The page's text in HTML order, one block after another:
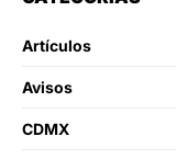
Artículos
Avisos
CDMX